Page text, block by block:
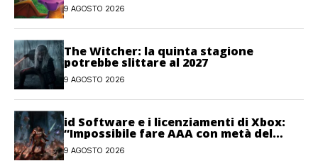
9 AGOSTO 2026
The Witcher: la quinta stagione
potrebbe slittare al 2027
9 AGOSTO 2026
id Software e i licenziamenti di Xbox:
“Impossibile fare AAA con metà del
personale”
9 AGOSTO 2026